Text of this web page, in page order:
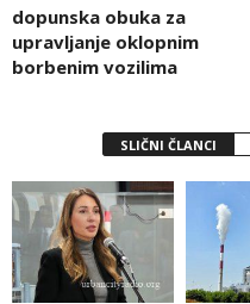
dopunska obuka za
upravljanje oklopnim
borbenim vozilima
SLIČNI ČLANCI